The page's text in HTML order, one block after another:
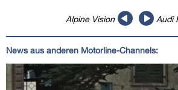
Alpine Vision Audi
News aus anderen Motorline-Channels: